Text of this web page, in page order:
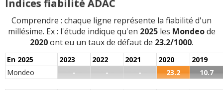
Indices fiabilité ADAC
Comprendre : chaque ligne représente la fiabilité d'un
millésime. Ex : l'étude indique qu'en 2025les Mondeode
2020ont eu un taux de défaut de 23.2/1000.
En 2025 2023 2022 2021 2020
2019
Mondeo
- - - 23.2 10.7